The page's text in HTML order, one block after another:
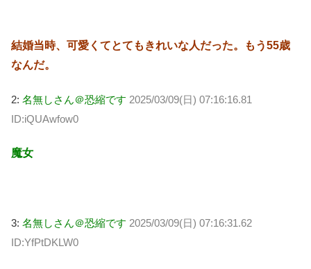
結婚当時、可愛くてとてもきれいな人だった。もう55歳
なんだ。
2: 名無しさん＠恐縮です 2025/03/09(日) 07:16:16.81
ID:iQUAwfow0
魔女
3: 名無しさん＠恐縮です 2025/03/09(日) 07:16:31.62
ID:YfPtDKLW0